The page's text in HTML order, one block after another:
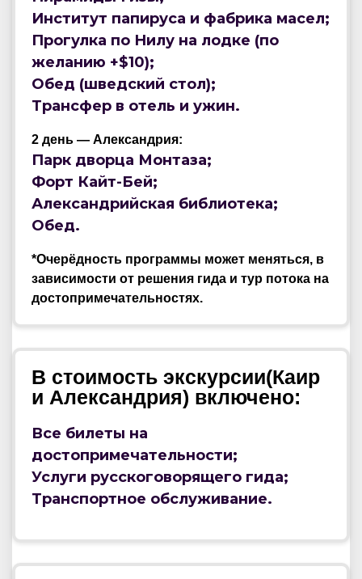
Институт папируса и фабрика масел;
Прогулка по Нилу на лодке (по
желанию +$10);
Обед (шведский стол);
Трансфер в отель и ужин.
2 день — Александрия:
Парк дворца Монтаза;
Форт Кайт-Бей;
Александрийская библиотека;
Обед.
*Очерёдность программы может меняться, в
зависимости от решения гида и тур потока на
достопримечательностях.
В стоимость экскурсии(Каир
и Александрия) включено:
Все билеты на
достопримечательности;
Услуги русскоговорящего гида;
Транспортное обслуживание.